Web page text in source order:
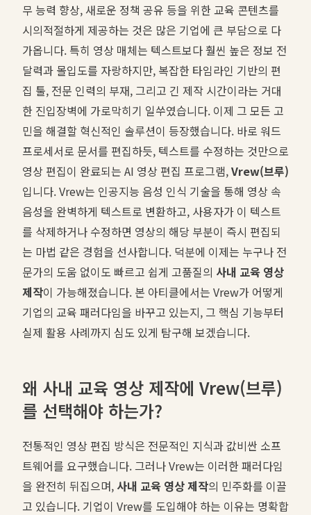
무 능력 향상, 새로운 정책 공유 등을 위한 교육 콘텐츠를
시의적절하게 제공하는 것은 많은 기업에 큰 부담으로 다
가옵니다. 특히 영상 매체는 텍스트보다 훨씬 높은 정보 전
달력과 몰입도를 자랑하지만, 복잡한 타임라인 기반의 편
집 툴, 전문 인력의 부재, 그리고 긴 제작 시간이라는 거대
한 진입장벽에 가로막히기 일쑤였습니다. 이제 그 모든 고
민을 해결할 혁신적인 솔루션이 등장했습니다. 바로 워드
프로세서로 문서를 편집하듯, 텍스트를 수정하는 것만으로
영상 편집이 완료되는 AI 영상 편집 프로그램,Vrew(브루)
입니다. Vrew는 인공지능 음성 인식 기술을 통해 영상 속
음성을 완벽하게 텍스트로 변환하고, 사용자가 이 텍스트
를 삭제하거나 수정하면 영상의 해당 부분이 즉시 편집되
는 마법 같은 경험을 선사합니다. 덕분에 이제는 누구나 전
문가의 도움 없이도 빠르고 쉽게 고품질의 사내 교육 영상
제작이 가능해졌습니다. 본 아티클에서는 Vrew가 어떻게
기업의 교육 패러다임을 바꾸고 있는지, 그 핵심 기능부터
실제 활용 사례까지 심도 있게 탐구해 보겠습니다.
왜 사내 교육 영상 제작에 Vrew(브루)
를 선택해야 하는가?
전통적인 영상 편집 방식은 전문적인 지식과 값비싼 소프
트웨어를 요구했습니다. 그러나 Vrew는 이러한 패러다임
을 완전히 뒤집으며, 사내 교육 영상 제작의 민주화를 이끌
고 있습니다. 기업이 Vrew를 도입해야 하는 이유는 명확합